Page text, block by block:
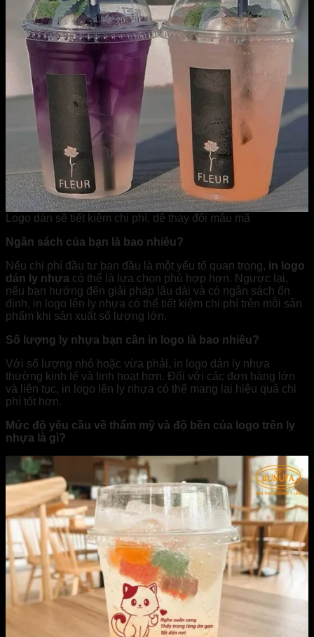
Logo dán sẽ tiết kiệm chi phí, dễ thay đổi mẫu mã
Ngân sách của bạn là bao nhiêu?
Nếu chi phí đầu tư ban đầu là một yếu tố quan trọng, in logo
dán ly nhựa có thể là lựa chọn phù hợp hơn. Ngược lại,
nếu bạn hướng đến giải pháp lâu dài và có ngân sách ổn
định, in logo lên ly nhựa có thể tiết kiệm chi phí trên mỗi sản
phẩm khi sản xuất số lượng lớn.
Số lượng ly nhựa bạn cần in logo là bao nhiêu?
Với số lượng nhỏ hoặc vừa phải, in logo dán ly nhựa
thường kinh tế và linh hoạt hơn. Đối với các đơn hàng lớn
và liên tục, in logo lên ly nhựa có thể mang lại hiệu quả chi
phí tốt hơn.
Mức độ yêu cầu về thẩm mỹ và độ bền của logo trên ly
nhựa là gì?